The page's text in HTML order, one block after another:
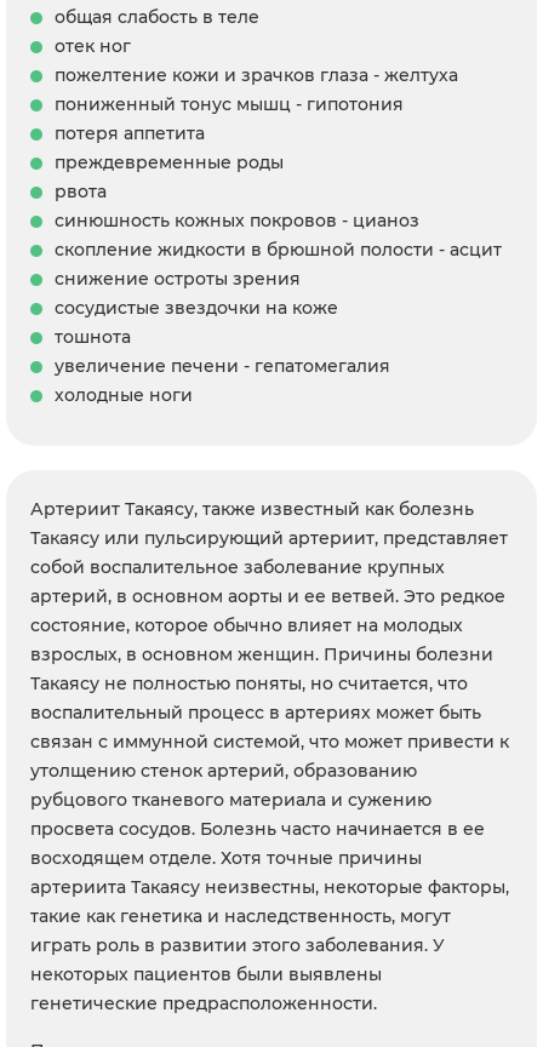
общая слабость в теле
отек ног
пожелтение кожи и зрачков глаза - желтуха
пониженный тонус мышц - гипотония
потеря аппетита
преждевременные роды
рвота
синюшность кожных покровов - цианоз
скопление жидкости в брюшной полости - асцит
снижение остроты зрения
сосудистые звездочки на коже
тошнота
увеличение печени - гепатомегалия
холодные ноги
Артериит Такаясу, также известный как болезнь
Такаясу или пульсирующий артериит, представляет
собой воспалительное заболевание крупных
артерий, в основном аорты и ее ветвей. Это редкое
состояние, которое обычно влияет на молодых
взрослых, в основном женщин. Причины болезни
Такаясу не полностью поняты, но считается, что
воспалительный процесс в артериях может быть
связан с иммунной системой, что может привести к
утолщению стенок артерий, образованию
рубцового тканевого материала и сужению
просвета сосудов. Болезнь часто начинается в ее
восходящем отделе. Хотя точные причины
артериита Такаясу неизвестны, некоторые факторы,
такие как генетика и наследственность, могут
играть роль в развитии этого заболевания. У
некоторых пациентов были выявлены
генетические предрасположенности.